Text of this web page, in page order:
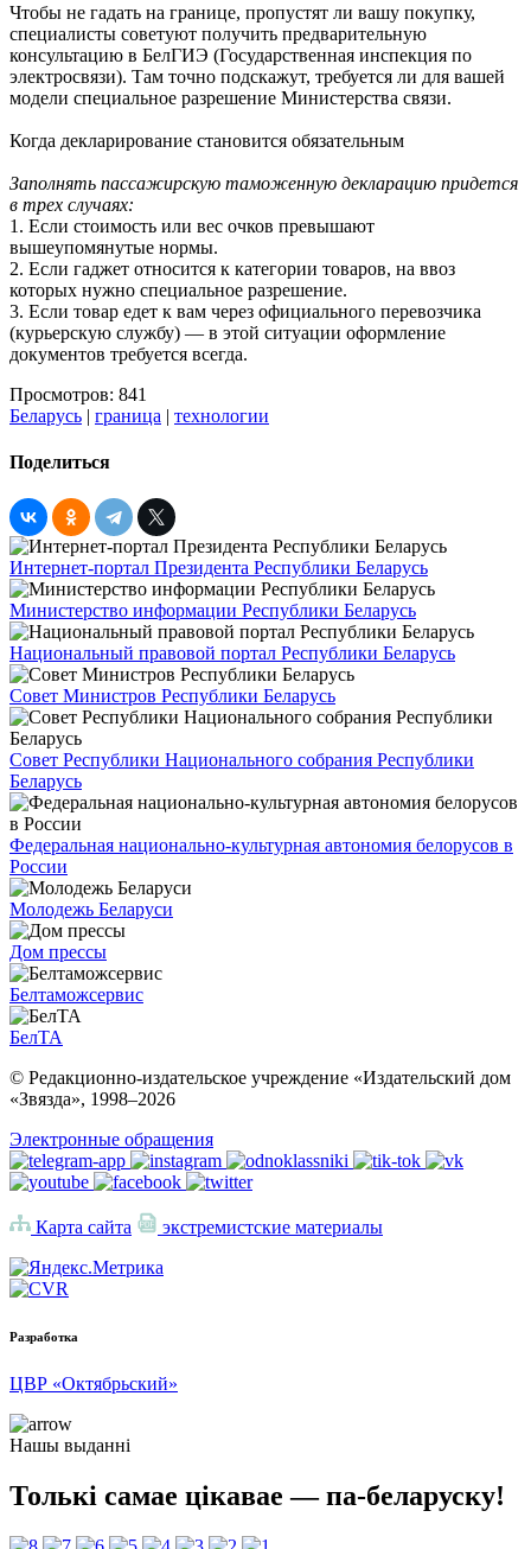
Чтобы не гадать на границе, пропустят ли вашу покупку,
специалисты советуют получить предварительную
консультацию в БелГИЭ (Государственная инспекция по
электросвязи). Там точно подскажут, требуется ли для вашей
модели специальное разрешение Министерства связи.
Когда декларирование становится обязательным
Заполнять пассажирскую таможенную декларацию придется
в трех случаях:
1. Если стоимость или вес очков превышают
вышеупомянутые нормы.
2. Если гаджет относится к категории товаров, на ввоз
которых нужно специальное разрешение.
3. Если товар едет к вам через официального перевозчика
(курьерскую службу) — в этой ситуации оформление
документов требуется всегда.
Просмотров: 841
Беларусь | граница | технологии
Поделиться
Интернет-портал Президента Республики Беларусь
Министерство информации Республики Беларусь
Национальный правовой портал Республики Беларусь
Совет Министров Республики Беларусь
Совет Республики Национального собрания Республики
Беларусь
Федеральная национально-культурная автономия белорусов в
России
Молодежь Беларуси
Дом прессы
Белтаможсервис
БелТА
© Редакционно-издательское учреждение «Издательский дом
«Звязда», 1998–2026
Электронные обращения
Карта сайта экстремистские материалы
Разработка
ЦВР «Октябрьский»
Нашы выданні
Толькі самае цікавае — па-беларуску!